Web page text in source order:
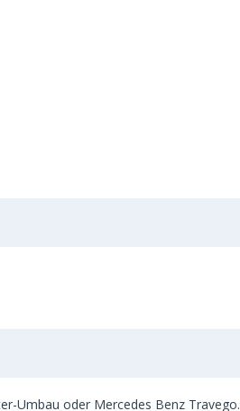
Umbau oder Mercedes Benz Travego.